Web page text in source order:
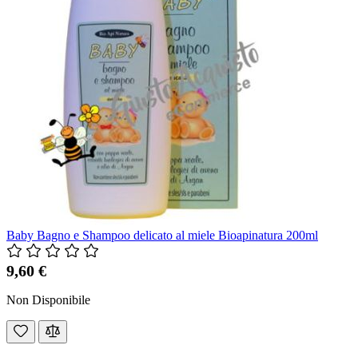
Baby Bagno e Shampoo delicato al miele Bioapinatura 200ml
9,60 €
Non Disponibile